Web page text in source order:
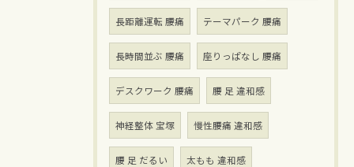
長距離運転 腰痛 テーマパーク 腰痛
長時間並ぶ 腰痛 座りっぱなし 腰痛
デスクワーク 腰痛 腰 足 違和感
神経整体 宝塚 慢性腰痛 違和感
腰 足 だるい 太もも 違和感